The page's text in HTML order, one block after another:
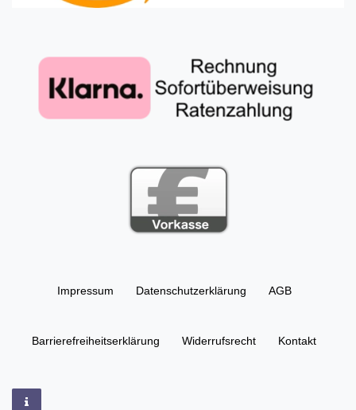
Impressum Daten­schutz­erklärung AGB
Barrierefreiheitserklärung Widerrufs­recht Kontakt